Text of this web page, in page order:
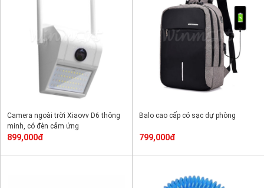
Camera ngoài trời Xiaovv D6 thông
minh, có đèn cảm ứng
899,000đ
Balo cao cấp có sạc dự phòng
799,000đ